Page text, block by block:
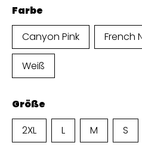
Farbe
Canyon Pink
French
Weiß
Größe
2XL
L M S